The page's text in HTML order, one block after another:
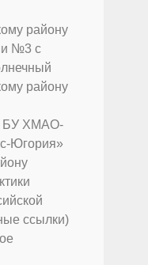
району
№3 с
району
БУ ХМАО-
Югория»
ссылки)